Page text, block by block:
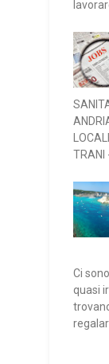
TRANI
Ci
quasi